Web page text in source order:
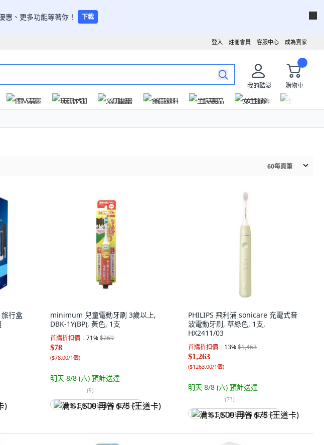
惠、更多功能等著你！ 下載
成為賣家
客服中心
註冊會員
登入
我的酷澎
購物車
個人清潔 玩具休閒 文具圖書 食品飲料 生活用品 女性服飾
60每頁筆
行盒
minimum 兒童電動牙刷 3歲以上,
DBK-1Y(BP), 黃色, 1支
首購折扣價 71%$269
$78
($78.00/1個)
明天 8/8 (六) 預計送達
(9)
满 $1,500 再省 $75 (王道卡)
PHILIPS 飛利浦 sonicare 充電式音
波電動牙刷, 草綠色, 1支,
HX2411/03
首購折扣價 13%$1,463
$1,263
($1263.00/1個)
明天 8/8 (六) 預計送達
(73)
满 $1,500 再省 $75 (王道卡)